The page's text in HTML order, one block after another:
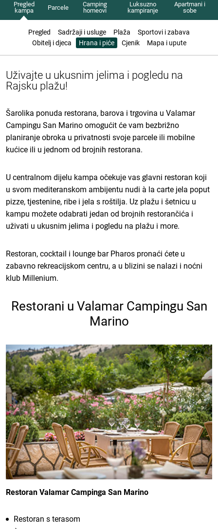
Pregled
kampa
Parcele
Camping
homeovi
Luksuzno
kampiranje
Apartmani i
sobe
Pregled Sadržaji i usluge Plaža
Sportovi i zabava
Obitelj i djeca
Hrana i piće Cjenik Mapa i upute
Uživajte u ukusnim jelima i pogledu na
Rajsku plažu!
Šarolika ponuda restorana, barova i trgovina u Valamar
Campingu San Marino omogućit će vam bezbrižno
planiranje obroka u privatnosti svoje parcele ili mobilne
kućice ili u jednom od brojnih restorana.
U centralnom dijelu kampa očekuje vas glavni restoran koji
u svom mediteranskom ambijentu nudi à la carte jela poput
pizze, tjestenine, ribe i jela s roštilja. Uz plažu i šetnicu u
kampu možete odabrati jedan od brojnih restorančića i
uživati u ukusnim jelima i pogledu na plažu i more.
Restoran, cocktail i lounge bar Pharos pronaći ćete u
zabavno rekreacijskom centru, a u blizini se nalazi i noćni
klub Millenium.
Restorani u Valamar Campingu San
Marino
Restoran Valamar Campinga San Marino
Restoran s terasom